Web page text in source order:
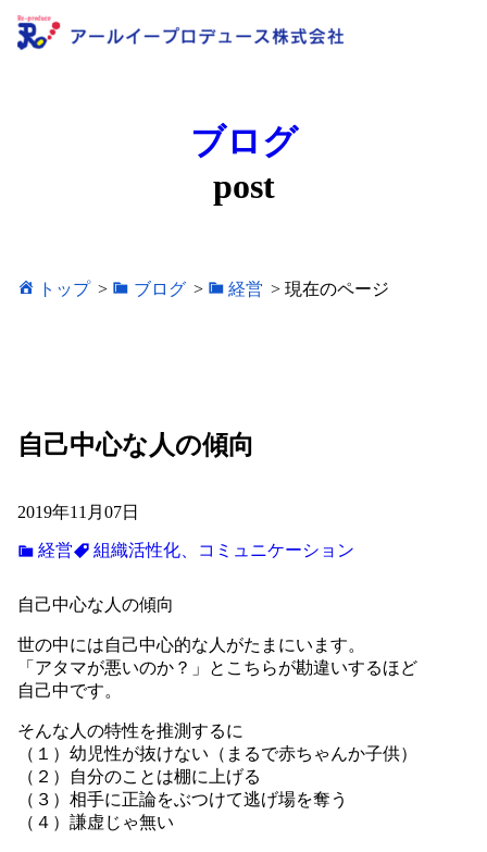
ブログ
post
トップ > ブログ > 経営 >現在のページ
自己中心な人の傾向
2019年11月07日
経営 組織活性化、コミュニケーション
自己中心な人の傾向
世の中には自己中心的な人がたまにいます。
「アタマが悪いのか？」とこちらが勘違いするほど
自己中です。
そんな人の特性を推測するに
（１）幼児性が抜けない（まるで赤ちゃんか子供）
（２）自分のことは棚に上げる
（３）相手に正論をぶつけて逃げ場を奪う
（４）謙虚じゃ無い